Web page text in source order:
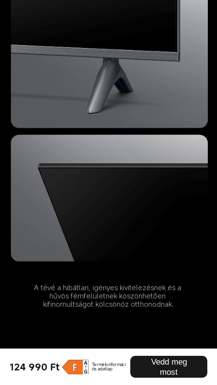
124 990 Ft Termékinformáci
ós adatlap
Vedd meg
most
A tévé a hibátlan, igényes kivitelezésnek és a
hűvös fémfelületnek köszönhetően
kifinomultságot kölcsönöz otthonodnak.